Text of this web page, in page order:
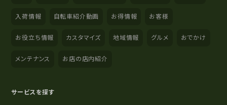
入荷情報 自転車紹介動画 お得情報 お客様
お役立ち情報 カスタマイズ 地域情報 グルメ おでかけ
メンテナンス お店の店内紹介
サービスを探す